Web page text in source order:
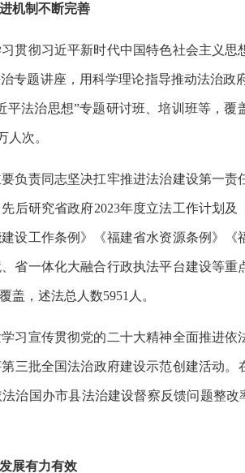
机制不断完善
习贯彻习近平新时代中国特色社会主义
专题讲座，用科学理论指导推动法治
平法治思想”专题研讨班、培训班等，
人次。
负责同志坚决扛牢推进法治建设第一
后研究省政府2023年度立法工作计划
设工作条例》《福建省水资源条例》
省一体化大融合行政执法平台建设等
盖，述法总人数5951人。
习宣传贯彻党的二十大精神全面推进
三批全国法治政府建设示范创建活动
治国办市县法治建设督察反馈问题整
展有力有效